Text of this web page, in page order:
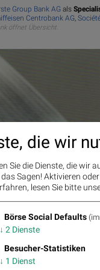
Group Bank AG als
Centrobank AG,
öffnet Übersicht.
die wir
Sie die Dienste, die wir
Sagen! Aktivieren
lesen Sie bitte
Börse Social Defaults
↓ 2 Dienste
Besucher-Statistiken
↓ 1 Dienst